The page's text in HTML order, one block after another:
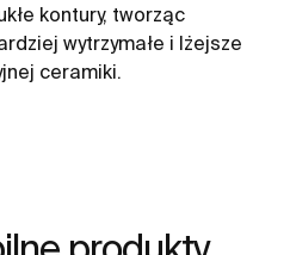
kontury, tworząc
wytrzymałe i lżejsze
ceramiki.